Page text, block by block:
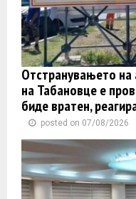
Отстранувањето на
на Табановце е
биде вратен,
posted on 07/08/2026